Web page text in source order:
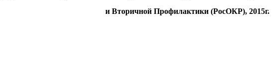
и Вторичной Профилактики (РосОКР), 2015г.